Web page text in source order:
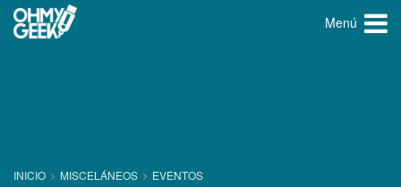
Menú
INICIO MISCELÁNEOS EVENTOS